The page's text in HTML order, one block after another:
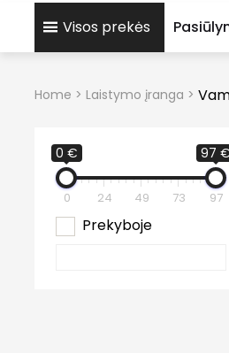
Visos prekės
Home > Laistymo įranga >
0 € 97 €
0 24 49 73 97
Prekyboje